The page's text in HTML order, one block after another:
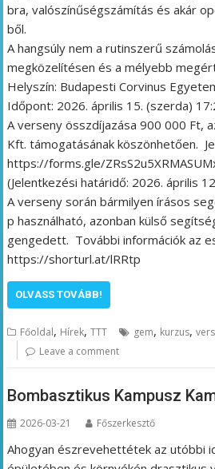
bra, valószínűségszámítás és akár
ből.
A hangsúly nem a rutinszerű
megközelítésen és a mélyebb
Helyszín: Budapesti Corvinus
Időpont: 2026. április 15. (szerda)
A verseny összdíjazása 900 000 Ft,
Kft. támogatásának köszönhetően.
https://forms.gle/
(Jelentkezési határidő: 2026. április
A verseny során bármilyen írásos
p használható, azonban külső
gengedett. További információk az
https://shorturl.at/lRRtp
OLVASS TOVÁBB!
Főoldal, Hírek,TTT gem, kurzus,
Leave a comment
Bombasztikus Kampusz
2026-03-21 Főszerkesztő
Ahogyan észrevehettétek az utóbbi